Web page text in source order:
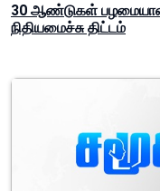
30 ஆண்டுகள்
நிதியமைச்சு திட்டம்